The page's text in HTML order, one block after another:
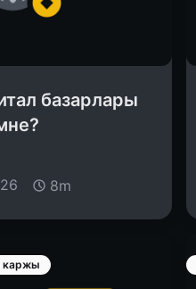
базарлары
8m
каржы